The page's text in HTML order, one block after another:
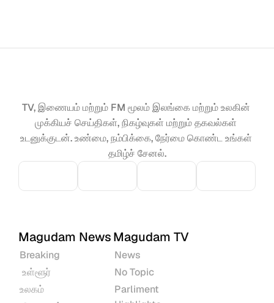
TV, இணையம் மற்றும் FM மூலம் இலங்கை மற்றும் உலகின்
முக்கியச் செய்திகள், நிகழ்வுகள் மற்றும் தகவல்கள்
உடனுக்குடன். உண்மை, நம்பிக்கை, நேர்மை கொண்ட உங்கள்
தமிழ்ச் சேனல்.
Magudam News
Breaking
உள்ளூர்
உலகம்
Magudam TV
News
No Topic
Parliment